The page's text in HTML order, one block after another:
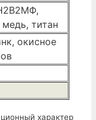
титан
окисное
характер